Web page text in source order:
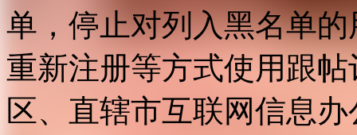
单，停止对列入黑名单
重新注册等方式使用跟
区、直辖市互联网信息